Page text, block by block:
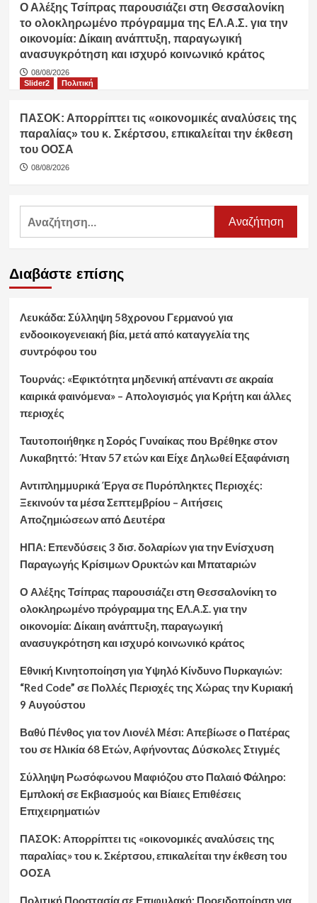
Ο Αλέξης Τσίπρας παρουσιάζει στη Θεσσαλονίκη
το ολοκληρωμένο πρόγραμμα της ΕΛ.Α.Σ. για την
οικονομία: Δίκαιη ανάπτυξη, παραγωγική
ανασυγκρότηση και ισχυρό κοινωνικό κράτος
08/08/2026
Slider2
Πολιτική
ΠΑΣΟΚ: Απορρίπτει τις «οικονομικές αναλύσεις της
παραλίας» του κ. Σκέρτσου, επικαλείται την έκθεση
του ΟΟΣΑ
08/08/2026
Διαβάστε επίσης
Λευκάδα: Σύλληψη 58χρονου Γερμανού για
ενδοοικογενειακή βία, μετά από καταγγελία της
συντρόφου του
Τουρνάς: «Εφικτότητα μηδενική απέναντι σε ακραία
καιρικά φαινόμενα» – Απολογισμός για Κρήτη και άλλες
περιοχές
Ταυτοποιήθηκε η Σορός Γυναίκας που Βρέθηκε στον
Λυκαβηττό: Ήταν 57 ετών και Είχε Δηλωθεί Εξαφάνιση
Αντιπλημμυρικά Έργα σε Πυρόπληκτες Περιοχές:
Ξεκινούν τα μέσα Σεπτεμβρίου – Αιτήσεις
Αποζημιώσεων από Δευτέρα
ΗΠΑ: Επενδύσεις 3 δισ. δολαρίων για την Ενίσχυση
Παραγωγής Κρίσιμων Ορυκτών και Μπαταριών
Ο Αλέξης Τσίπρας παρουσιάζει στη Θεσσαλονίκη το
ολοκληρωμένο πρόγραμμα της ΕΛ.Α.Σ. για την
οικονομία: Δίκαιη ανάπτυξη, παραγωγική
ανασυγκρότηση και ισχυρό κοινωνικό κράτος
Εθνική Κινητοποίηση για Υψηλό Κίνδυνο Πυρκαγιών:
“Red Code” σε Πολλές Περιοχές της Χώρας την Κυριακή
9 Αυγούστου
Βαθύ Πένθος για τον Λιονέλ Μέσι: Απεβίωσε ο Πατέρας
του σε Ηλικία 68 Ετών, Αφήνοντας Δύσκολες Στιγμές
Σύλληψη Ρωσόφωνου Μαφιόζου στο Παλαιό Φάληρο:
Εμπλοκή σε Εκβιασμούς και Βίαιες Επιθέσεις
Επιχειρηματιών
ΠΑΣΟΚ: Απορρίπτει τις «οικονομικές αναλύσεις της
παραλίας» του κ. Σκέρτσου, επικαλείται την έκθεση του
ΟΟΣΑ
Πολιτική Προστασία σε Επιφυλακή: Προειδοποίηση για